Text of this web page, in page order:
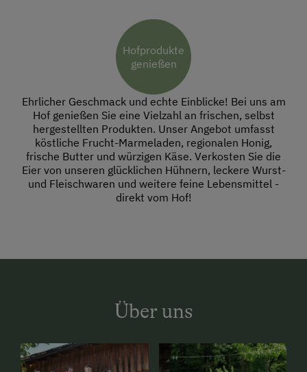
Hofprodukte
genießen
Ehrlicher Geschmack und echte Einblicke! Bei uns am
Hof genießen Sie eine Vielzahl an frischen, selbst
hergestellten Produkten. Unser Angebot umfasst
köstliche Frucht-Marmeladen, regionalen Honig,
frische Butter und würzigen Käse. Verkosten Sie die
Eier von unseren glücklichen Hühnern, leckere Wurst-
und Fleischwaren und weitere feine Lebensmittel -
direkt vom Hof!
Über uns